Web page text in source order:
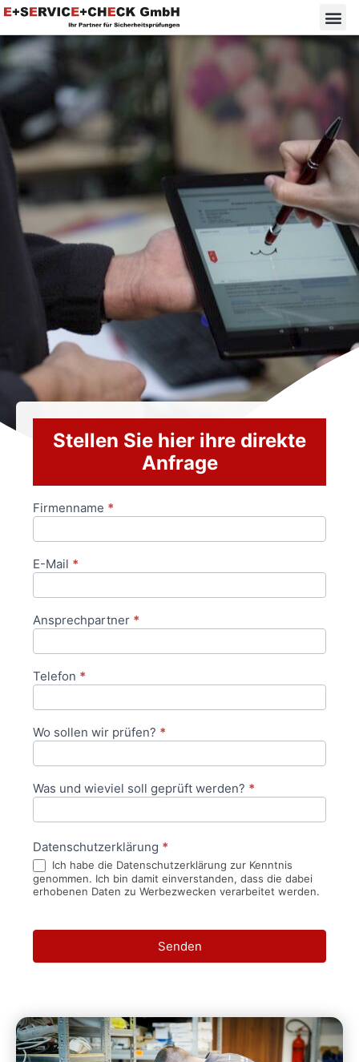
Stellen Sie hier ihre direkte
Anfrage
Anfrageformular
Firmenname *
E-Mail *
Ansprechpartner *
Telefon *
Wo sollen wir prüfen? *
Was und wieviel soll geprüft werden? *
Datenschutzerklärung *
Ich habe die Datenschutzerklärung zur Kenntnis
genommen. Ich bin damit einverstanden, dass die dabei
erhobenen Daten zu Werbezwecken verarbeitet werden.
Senden